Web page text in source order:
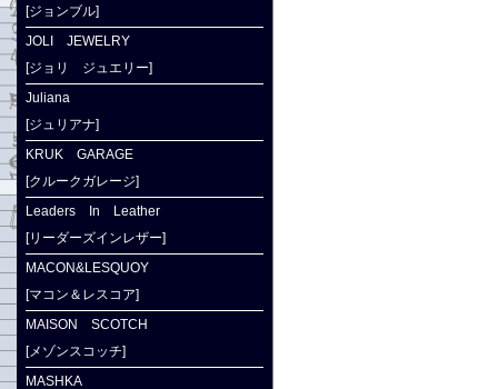
[ジョンブル]
JOLI JEWELRY
[ジョリ ジュエリー]
Juliana
[ジュリアナ]
KRUK GARAGE
[クルークガレージ]
Leaders In Leather
[リーダーズインレザー]
MACON&LESQUOY
[マコン＆レスコア]
MAISON SCOTCH
[メゾンスコッチ]
MASHKA